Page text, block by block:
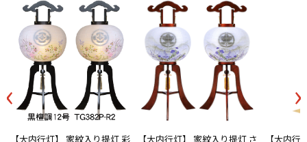
お買い物を続ける カートへ進む
‹
【大内行灯】 家紋入り提灯 彩
【大内行灯】 家紋入り提灯 さ
【大内
›